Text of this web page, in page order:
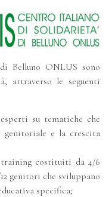
Belluno ONLUS sono
attraverso le seguenti
su tematiche che
e la crescita
costituiti da 4/6
genitori che sviluppano
specifica;